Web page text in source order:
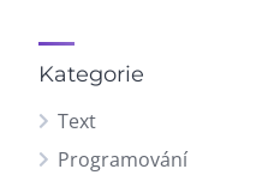
Kategorie
Text
Programování